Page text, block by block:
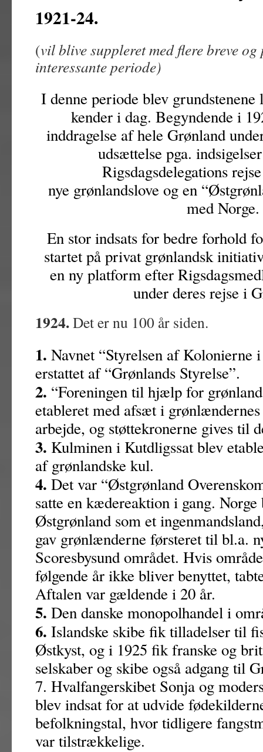
1921-24.
(vil blive suppleret med flere breve
interessante periode)
I denne periode blev
kender i dag. Begyndende i
inddragelse af hele Grønland
udsættelse pga.
Rigsdagsdelegations
nye grønlandslove og en
med Norge.
En stor indsats for bedre forhold
startet på privat grønlandsk
en ny platform efter
under deres rejse i
1924.Det er nu 100 år siden.
1. Navnet “Styrelsen af Kolonierne
erstattet af “Grønlands Styrelse”.
2. “Foreningen til hjælp for
etableret med afsæt i grønlændernes
arbejde, og støttekronerne gives til
3. Kulminen i Kutdligssat blev
af grønlandske kul.
4. Det var “Østgrønland
satte en kædereaktion i gang.
Østgrønland som et
gav grønlænderne førsteret til bl.a.
Scoresbysund området. Hvis
følgende år ikke bliver benyttet,
Aftalen var gældende i 20 år.
5. Den danske monopolhandel i
6. Islandske skibe fik tilladelser til
Østkyst, og i 1925 fik franske og
selskaber og skibe også adgang til
7. Hvalfangerskibet Sonja og
blev indsat for at udvide
befolkningstal, hvor tidligere
var tilstrækkelige.